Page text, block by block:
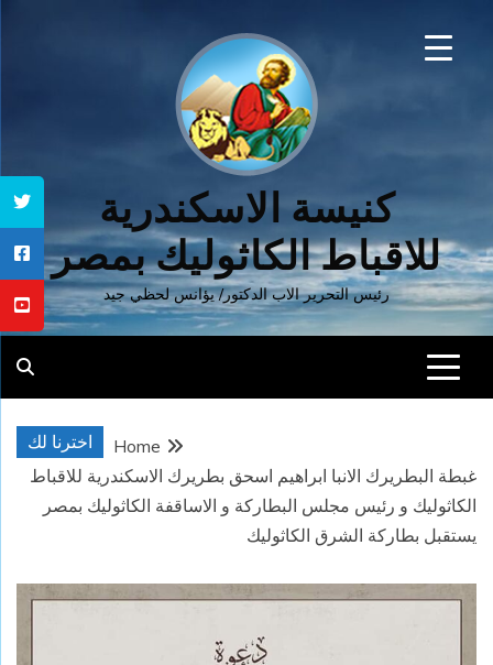
كنيسة الاسكندرية
للاقباط الكاثوليك بمصر
رئيس التحرير الاب الدكتور/ يؤانس لحظي جيد
اخترنا لك
Home
غبطة البطريرك الانبا ابراهيم اسحق بطريرك الاسكندرية للاقباط
الكاثوليك و رئيس مجلس البطاركة و الاساقفة الكاثوليك بمصر
يستقبل بطاركة الشرق الكاثوليك